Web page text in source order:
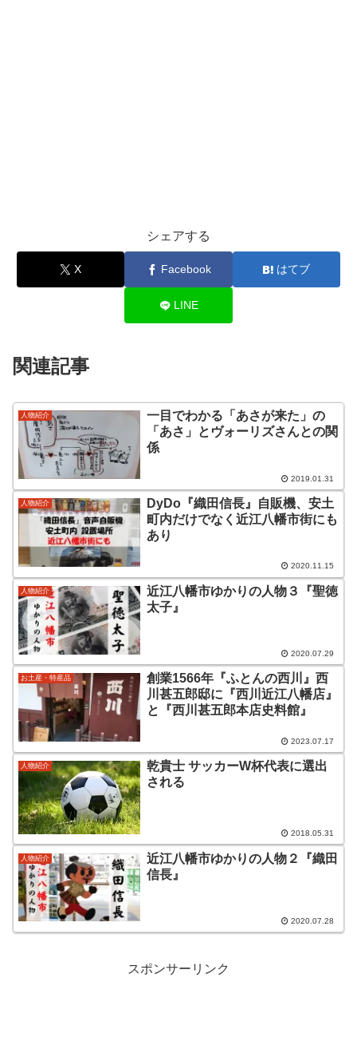
シェアする
X Facebook はてブ
LINE
関連記事
人物紹介
一目でわかる「あさが来た」の
「あさ」とヴォーリズさんとの関
係
2019.01.31
人物紹介
DyDo『織田信長』自販機、安土
町内だけでなく近江八幡市街にも
あり
2020.11.15
人物紹介
近江八幡市ゆかりの人物３『聖徳
太子』
2020.07.29
お土産・特産品
創業1566年『ふとんの西川』西
川甚五郎邸に『西川近江八幡店』
と『西川甚五郎本店史料館』
2023.07.17
人物紹介
乾貴士 サッカーW杯代表に選出
される
2018.05.31
人物紹介
近江八幡市ゆかりの人物２『織田
信長』
2020.07.28
スポンサーリンク